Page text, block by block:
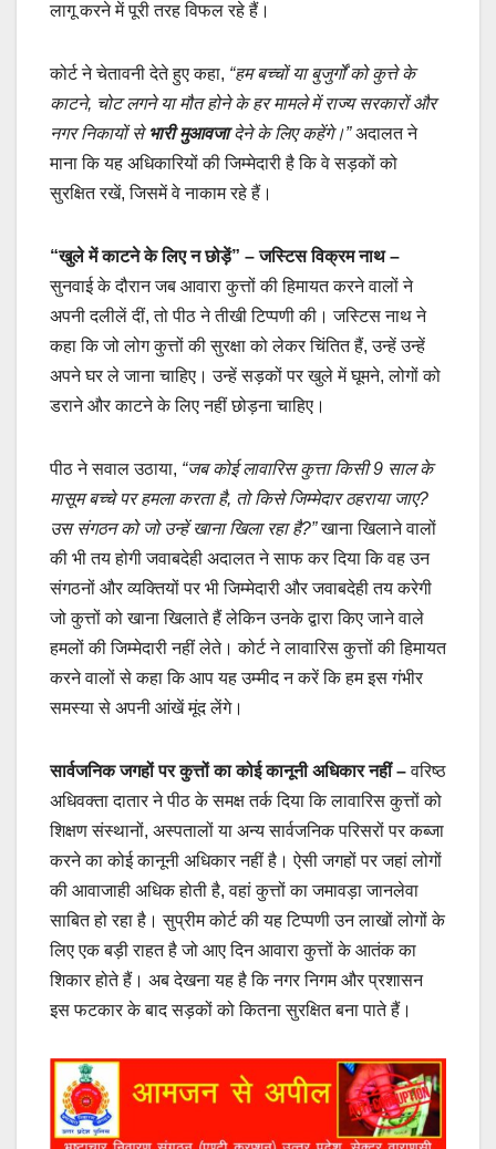
लागू करने में पूरी तरह विफल रहे हैं।
कोर्ट ने चेतावनी देते हुए कहा, “हम बच्चों या बुजुर्गों को कुत्ते के
काटने, चोट लगने या मौत होने के हर मामले में राज्य सरकारों और
नगर निकायों सेभारी मुआवजादेने के लिए कहेंगे।”अदालत ने
माना कि यह अधिकारियों की जिम्मेदारी है कि वे सड़कों को
सुरक्षित रखें, जिसमें वे नाकाम रहे हैं।
“खुले में काटने के लिए न छोड़ें” – जस्टिस विक्रम नाथ –
सुनवाई के दौरान जब आवारा कुत्तों की हिमायत करने वालों ने
अपनी दलीलें दीं, तो पीठ ने तीखी टिप्पणी की। जस्टिस नाथ ने
कहा कि जो लोग कुत्तों की सुरक्षा को लेकर चिंतित हैं, उन्हें उन्हें
अपने घर ले जाना चाहिए। उन्हें सड़कों पर खुले में घूमने, लोगों को
डराने और काटने के लिए नहीं छोड़ना चाहिए।
पीठ ने सवाल उठाया, “जब कोई लावारिस कुत्ता किसी 9 साल के
मासूम बच्चे पर हमला करता है, तो किसे जिम्मेदार ठहराया जाए?
उस संगठन को जो उन्हें खाना खिला रहा है?”खाना खिलाने वालों
की भी तय होगी जवाबदेही अदालत ने साफ कर दिया कि वह उन
संगठनों और व्यक्तियों पर भी जिम्मेदारी और जवाबदेही तय करेगी
जो कुत्तों को खाना खिलाते हैं लेकिन उनके द्वारा किए जाने वाले
हमलों की जिम्मेदारी नहीं लेते। कोर्ट ने लावारिस कुत्तों की हिमायत
करने वालों से कहा कि आप यह उम्मीद न करें कि हम इस गंभीर
समस्या से अपनी आंखें मूंद लेंगे।
सार्वजनिक जगहों पर कुत्तों का कोई कानूनी अधिकार नहीं –वरिष्ठ
अधिवक्ता दातार ने पीठ के समक्ष तर्क दिया कि लावारिस कुत्तों को
शिक्षण संस्थानों, अस्पतालों या अन्य सार्वजनिक परिसरों पर कब्जा
करने का कोई कानूनी अधिकार नहीं है। ऐसी जगहों पर जहां लोगों
की आवाजाही अधिक होती है, वहां कुत्तों का जमावड़ा जानलेवा
साबित हो रहा है। सुप्रीम कोर्ट की यह टिप्पणी उन लाखों लोगों के
लिए एक बड़ी राहत है जो आए दिन आवारा कुत्तों के आतंक का
शिकार होते हैं। अब देखना यह है कि नगर निगम और प्रशासन
इस फटकार के बाद सड़कों को कितना सुरक्षित बना पाते हैं।